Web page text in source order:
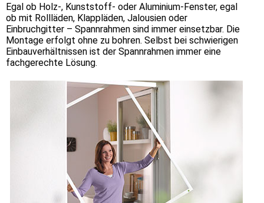
Egal ob Holz-, Kunststoff- oder Aluminium-Fenster, egal
ob mit Rollläden, Klappläden, Jalousien oder
Einbruchgitter – Spannrahmen sind immer einsetzbar. Die
Montage erfolgt ohne zu bohren. Selbst bei schwierigen
Einbauverhältnissen ist der Spannrahmen immer eine
fachgerechte Lösung.